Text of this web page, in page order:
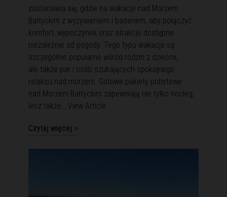
zastanawia się, gdzie na wakacje nad Morzem
Bałtyckim z wyżywieniem i basenem, aby połączyć
komfort, wypoczynek oraz atrakcje dostępne
niezależnie od pogody. Tego typu wakacje są
szczególnie popularne wśród rodzin z dziećmi,
ale także par i osób szukających spokojnego
relaksu nad morzem. Gotowe pakiety pobytowe
nad Morzem Bałtyckim zapewniają nie tylko nocleg,
lecz także… View Article
Czytaj więcej >